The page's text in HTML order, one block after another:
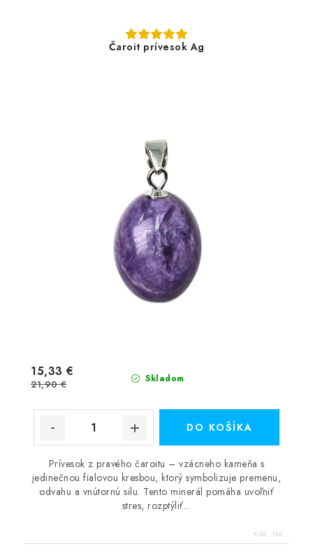
Čaroit prívesok Ag
Skladom
15,33 €
21,90 €
DO KOŠÍKA
Prívesok z pravého čaroitu – vzácneho kameňa s
jedinečnou fialovou kresbou, ktorý symbolizuje premenu,
odvahu a vnútornú silu. Tento minerál pomáha uvoľniť
stres, rozptýliť...
Kód: 166